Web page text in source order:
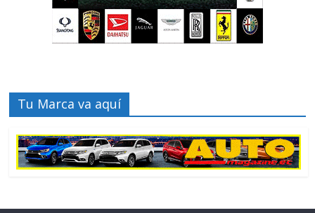
Tu Marca va aquí